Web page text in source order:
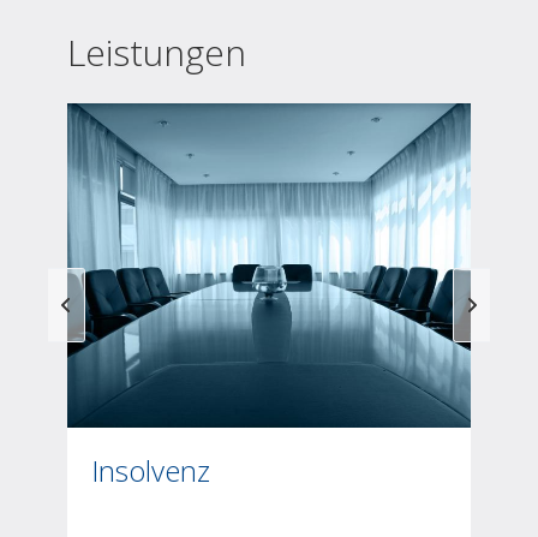
Leistungen
Insolvenz